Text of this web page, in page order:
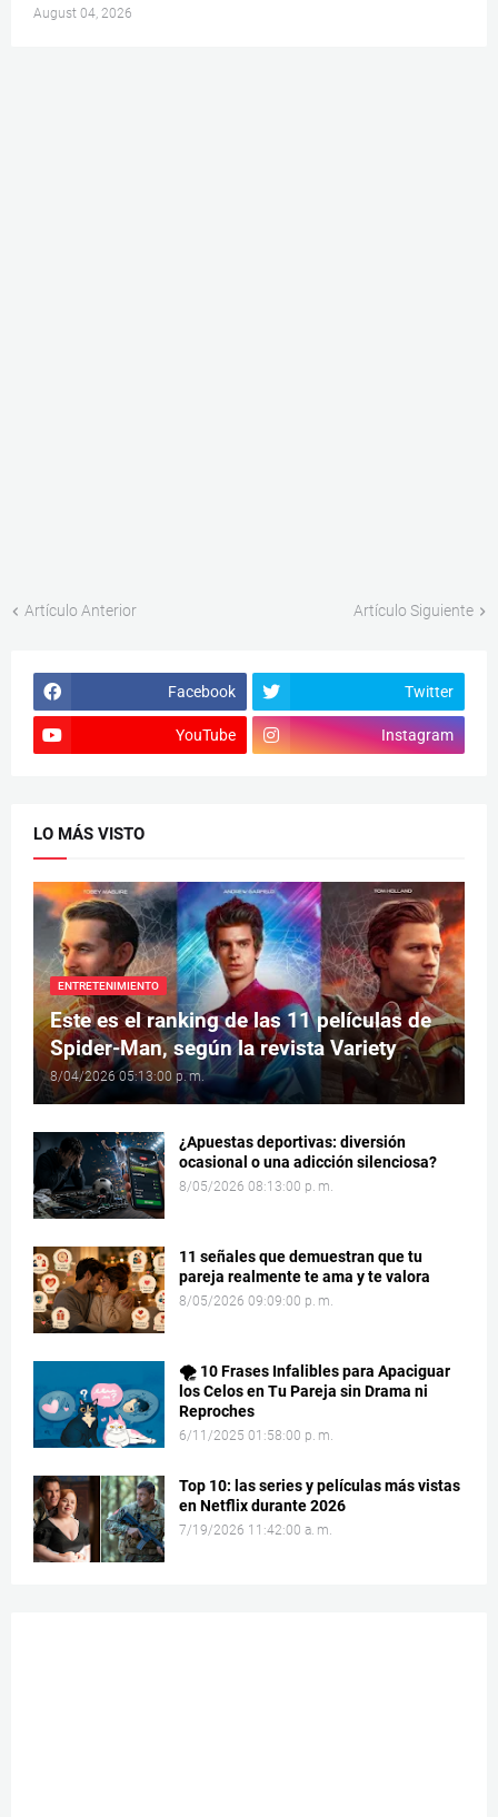
August 04, 2026
Artículo Anterior Artículo Siguiente
Facebook Twitter
YouTube Instagram
LO MÁS VISTO
ENTRETENIMIENTO
Este es el ranking de las 11 películas de
Spider-Man, según la revista Variety
8/04/2026 05:13:00 p. m.
¿Apuestas deportivas: diversión
ocasional o una adicción silenciosa?
8/05/2026 08:13:00 p. m.
11 señales que demuestran que tu
pareja realmente te ama y te valora
8/05/2026 09:09:00 p. m.
🌪️ 10 Frases Infalibles para Apaciguar
los Celos en Tu Pareja sin Drama ni
Reproches
6/11/2025 01:58:00 p. m.
Top 10: las series y películas más vistas
en Netflix durante 2026
7/19/2026 11:42:00 a. m.